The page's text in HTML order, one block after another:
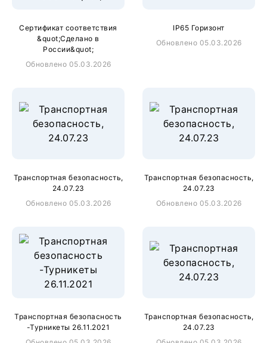
Сертификат соответствия
&quot;Сделано в
России&quot;
Обновлено 05.03.2026
IP65 Горизонт
Обновлено 05.03.2026
Транспортная безопасность,
24.07.23
Обновлено 05.03.2026
Транспортная безопасность,
24.07.23
Обновлено 05.03.2026
Транспортная безопасность
-Турникеты 26.11.2021
Транспортная безопасность,
24.07.23